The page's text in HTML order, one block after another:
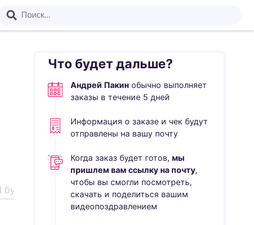
Что будет дальше?
Андрей Пакин обычно выполняет
заказы в течение 5 дней
Информация о заказе и чек будут
отправлены на вашу почту
Когда заказ будет готов, мы
пришлем вам ссылку на почту,
чтобы вы смогли посмотреть,
скачать и поделиться вашим
видеопоздравлением